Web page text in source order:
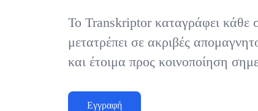
Το Transkriptor καταγράφει κάθε
μετατρέπει σε ακριβές
και έτοιμα προς κοινοποίηση
Εγγραφή